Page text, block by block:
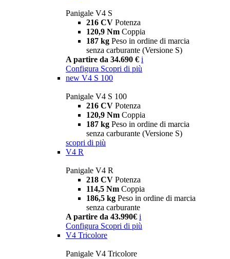
Panigale V4 S
216 CV Potenza
120,9 Nm Coppia
187 kg Peso in ordine di marcia
senza carburante (Versione S)
A partire da 34.690 € i
Configura Scopri di più
new V4 S 100
Panigale V4 S 100
216 CV Potenza
120,9 Nm Coppia
187 kg Peso in ordine di marcia
senza carburante (Versione S)
scopri di più
V4 R
Panigale V4 R
218 CV Potenza
114,5 Nm Coppia
186,5 kg Peso in ordine di marcia
senza carburante
A partire da 43.990€ i
Configura Scopri di più
V4 Tricolore
Panigale V4 Tricolore